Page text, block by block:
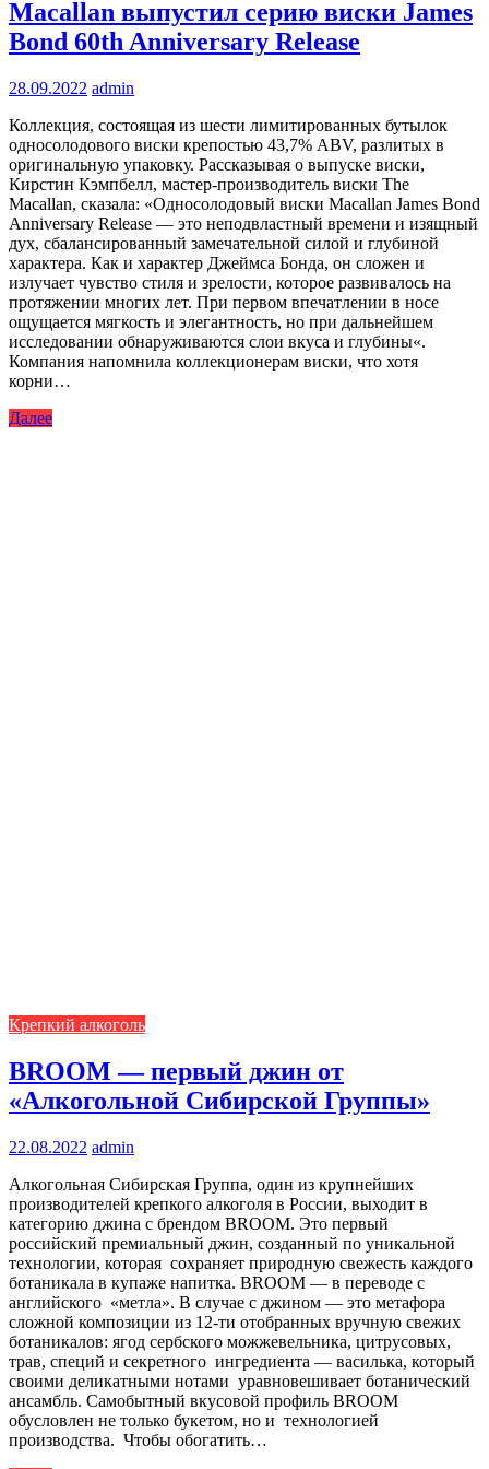
Macallan выпустил серию виски James
Bond 60th Anniversary Release
28.09.2022 admin
Коллекция, состоящая из шести лимитированных бутылок
односолодового виски крепостью 43,7% ABV, разлитых в
оригинальную упаковку. Рассказывая о выпуске виски,
Кирстин Кэмпбелл, мастер-производитель виски The
Macallan, сказала: «Односолодовый виски Macallan James Bond
Anniversary Release — это неподвластный времени и изящный
дух, сбалансированный замечательной силой и глубиной
характера. Как и характер Джеймса Бонда, он сложен и
излучает чувство стиля и зрелости, которое развивалось на
протяжении многих лет. При первом впечатлении в носе
ощущается мягкость и элегантность, но при дальнейшем
исследовании обнаруживаются слои вкуса и глубины«.
Компания напомнила коллекционерам виски, что хотя
корни…
Далее
Крепкий алкоголь
BROOM — первый джин от
«Алкогольной Сибирской Группы»
22.08.2022 admin
Алкогольная Сибирская Группа, один из крупнейших
производителей крепкого алкоголя в России, выходит в
категорию джина с брендом BROOM. Это первый
российский премиальный джин, созданный по уникальной
технологии, которая сохраняет природную свежесть каждого
ботаникала в купаже напитка. BROOM — в переводе с
английского «метла». В случае с джином — это метафора
сложной композиции из 12-ти отобранных вручную свежих
ботаникалов: ягод сербского можжевельника, цитрусовых,
трав, специй и секретного ингредиента — василька, который
своими деликатными нотами уравновешивает ботанический
ансамбль. Самобытный вкусовой профиль BROOM
обусловлен не только букетом, но и технологией
производства. Чтобы обогатить…